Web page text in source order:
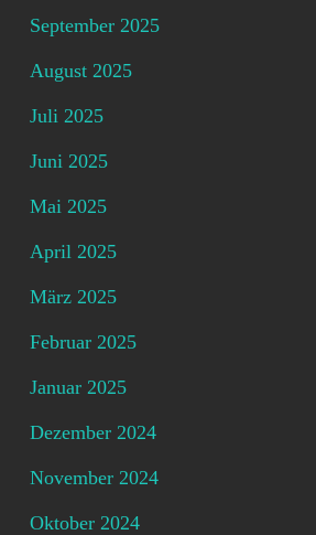
September 2025
August 2025
Juli 2025
Juni 2025
Mai 2025
April 2025
März 2025
Februar 2025
Januar 2025
Dezember 2024
November 2024
Oktober 2024